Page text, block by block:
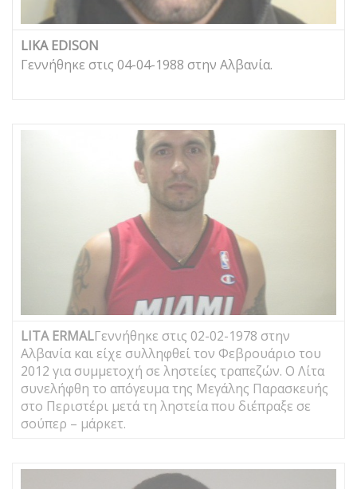
LIKA EDISON
Γεννήθηκε στις 04-04-1988 στην Αλβανία.
LITA ERMALΓεννήθηκε στις 02-02-1978 στην
Αλβανία και είχε συλληφθεί τον Φεβρουάριο του
2012 για συμμετοχή σε ληστείες τραπεζών. Ο Λίτα
συνελήφθη το απόγευμα της Μεγάλης Παρασκευής
στο Περιστέρι μετά τη ληστεία που διέπραξε σε
σούπερ – μάρκετ.